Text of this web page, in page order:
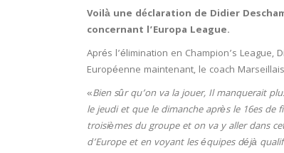
Voilà une déclaration de Didier
concernant l’Europa League.
Aprés l’élimination en Champion’s
Européenne maintenant, le coach
«Bien sûr qu’on va la jouer, Il manquerait
le jeudi et que le dimanche après le 16es
troisièmes du groupe et on va y aller dans
d’Europe et en voyant les équipes déjà